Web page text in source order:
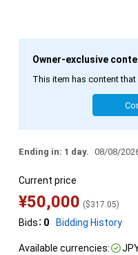
Owner-exclusive
This item has content
Ending in: 1 day. 08/08/
Current price
¥50,000 ($317.05)
Bids： 0 Bidding History
Available currencies: